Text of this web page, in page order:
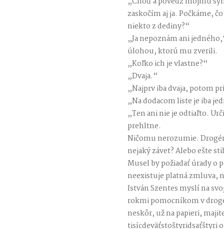
zaskočím aj ja. Počkáme,
niekto z dediny?“
„Ja nepoznám ani
úlohou, ktorú mu zverili.
„Koľko ich je vlastne?“
„Dvaja.“
„Najprv iba dvaja, potom
„Na dodacom liste je iba
„Ten ani nie je odtiaľto.
prehltne.
Ničomu nerozumie.
nejaký závet? Alebo ešte
Musel by požiadať úrady o
neexistuje platná zmluva,
István Szentes myslí na
rokmi pomocníkom v
neskôr, už na papieri,
tisícdeväťstoštyridsaťštyri